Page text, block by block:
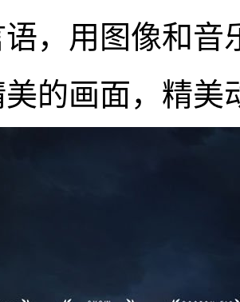
，用图像和音
的画面，精美